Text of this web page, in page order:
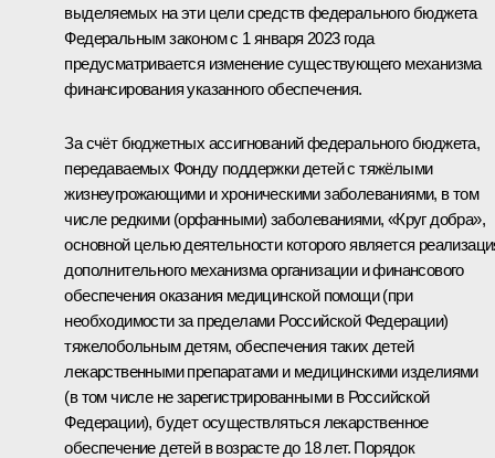
выделяемых на эти цели средств федерального бюджета
Федеральным законом с 1 января 2023 года
предусматривается изменение существующего механизма
финансирования указанного обеспечения.
За счёт бюджетных ассигнований федерального бюджета,
передаваемых Фонду поддержки детей с тяжёлыми
жизнеугрожающими и хроническими заболеваниями, в том
числе редкими (орфанными) заболеваниями, «Круг добра»,
основной целью деятельности которого является
дополнительного механизма организации и финансового
обеспечения оказания медицинской помощи (при
необходимости за пределами Российской Федерации)
тяжелобольным детям, обеспечения таких детей
лекарственными препаратами и медицинскими изделиями
(в том числе не зарегистрированными в Российской
Федерации), будет осуществляться лекарственное
обеспечение детей в возрасте до 18 лет. Порядок